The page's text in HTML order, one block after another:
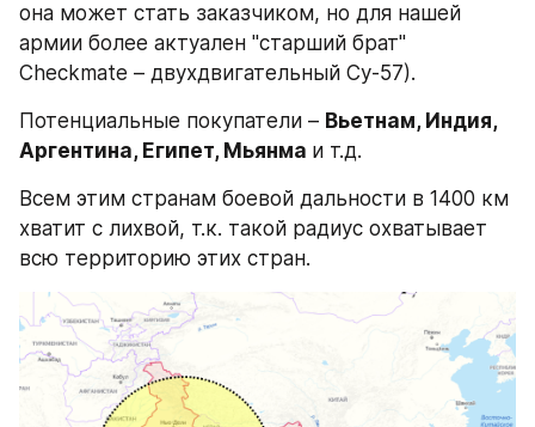
она может стать заказчиком, но для нашей
армии более актуален "старший брат"
Checkmate – двухдвигательный Су-57).
Потенциальные покупатели – Вьетнам, Индия,
Аргентина, Египет, Мьянма и т.д.
Всем этим странам боевой дальности в 1400 км
хватит с лихвой, т.к. такой радиус охватывает
всю территорию этих стран.